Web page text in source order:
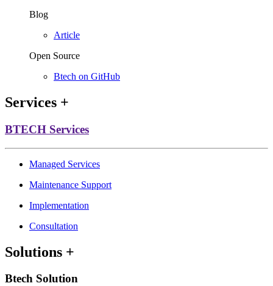
Blog
Article
Open Source
Btech on GitHub
Services +
BTECH Services
Managed Services
Maintenance Support
Implementation
Consultation
Solutions +
Btech Solution